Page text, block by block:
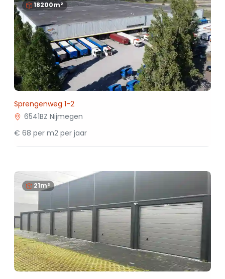
18200m²
Sprengenweg 1-2
6541BZ Nijmegen
€ 68 per m2 per jaar
21m²